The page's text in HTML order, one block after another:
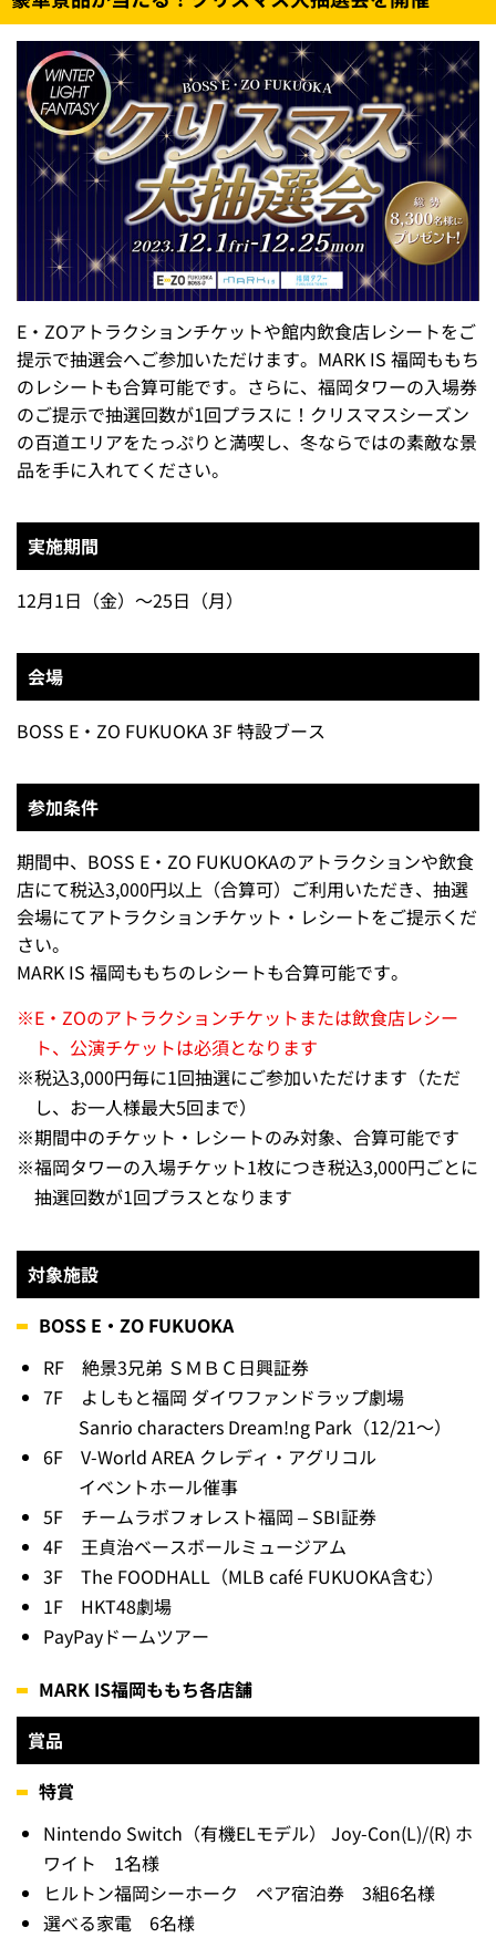
E・ZOアトラクションチケットや館内飲食店レシートをご
提示で抽選会へご参加いただけます。MARK IS 福岡ももち
のレシートも合算可能です。さらに、福岡タワーの入場券
のご提示で抽選回数が1回プラスに！クリスマスシーズン
の百道エリアをたっぷりと満喫し、冬ならではの素敵な景
品を手に入れてください。
実施期間
12月1日（金）～25日（月）
会場
BOSS E・ZO FUKUOKA 3F 特設ブース
参加条件
期間中、BOSS E・ZO FUKUOKAのアトラクションや飲食
店にて税込3,000円以上（合算可）ご利用いただき、抽選
会場にてアトラクションチケット・レシートをご提示くだ
さい。
MARK IS 福岡ももちのレシートも合算可能です。
※E・ZOのアトラクションチケットまたは飲食店レシー
ト、公演チケットは必須となります
※税込3,000円毎に1回抽選にご参加いただけます（ただ
し、お一人様最大5回まで）
※期間中のチケット・レシートのみ対象、合算可能です
※福岡タワーの入場チケット1枚につき税込3,000円ごとに
抽選回数が1回プラスとなります
対象施設
BOSS E・ZO FUKUOKA
RF 絶景3兄弟 ＳＭＢＣ日興証券
7F よしもと福岡 ダイワファンドラップ劇場
Sanrio characters Dream!ng Park（12/21～）
6F V-World AREA クレディ・アグリコル
イベントホール催事
5F チームラボフォレスト福岡 – SBI証券
4F 王貞治ベースボールミュージアム
3F The FOODHALL（MLB café FUKUOKA含む）
1F HKT48劇場
PayPayドームツアー
MARK IS福岡ももち各店舗
賞品
特賞
Nintendo Switch（有機ELモデル） Joy-Con(L)/(R) ホ
ワイト 1名様
ヒルトン福岡シーホーク ペア宿泊券 3組6名様
選べる家電 6名様